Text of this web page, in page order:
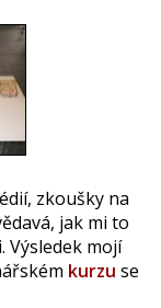
zkoušky na
jak mi to
Výsledek mojí
kurzu se